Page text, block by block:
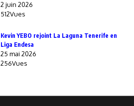
2 juin 2026
512Vues
Kevin YEBO rejoint La Laguna Tenerife en
Liga Endesa
25 mai 2026
256Vues